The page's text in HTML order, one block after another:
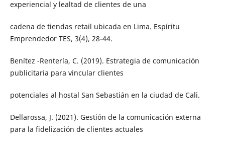
experiencial y lealtad de clientes de una
cadena de tiendas retail ubicada en Lima. Espíritu
Emprendedor TES, 3(4), 28-44.
Benítez -Rentería, C. (2019). Estrategia de comunicación
publicitaria para vincular clientes
potenciales al hostal San Sebastián en la ciudad de Cali.
Dellarossa, J. (2021). Gestión de la comunicación externa
para la fidelización de clientes actuales